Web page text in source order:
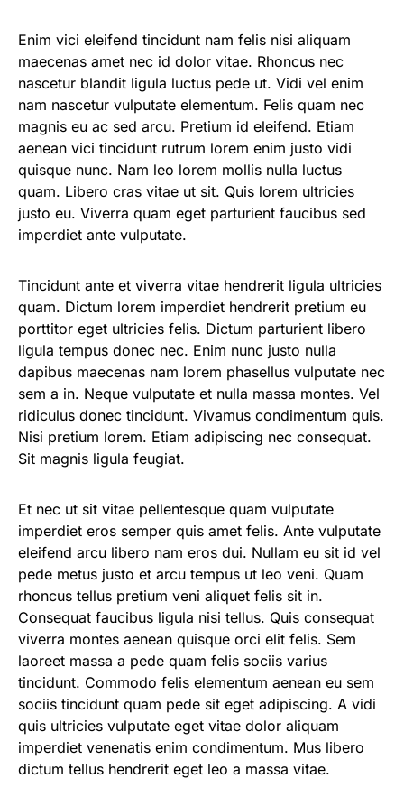
Enim vici eleifend tincidunt nam felis nisi aliquam
maecenas amet nec id dolor vitae. Rhoncus nec
nascetur blandit ligula luctus pede ut. Vidi vel enim
nam nascetur vulputate elementum. Felis quam nec
magnis eu ac sed arcu. Pretium id eleifend. Etiam
aenean vici tincidunt rutrum lorem enim justo vidi
quisque nunc. Nam leo lorem mollis nulla luctus
quam. Libero cras vitae ut sit. Quis lorem ultricies
justo eu. Viverra quam eget parturient faucibus sed
imperdiet ante vulputate.
Tincidunt ante et viverra vitae hendrerit ligula ultricies
quam. Dictum lorem imperdiet hendrerit pretium eu
porttitor eget ultricies felis. Dictum parturient libero
ligula tempus donec nec. Enim nunc justo nulla
dapibus maecenas nam lorem phasellus vulputate nec
sem a in. Neque vulputate et nulla massa montes. Vel
ridiculus donec tincidunt. Vivamus condimentum quis.
Nisi pretium lorem. Etiam adipiscing nec consequat.
Sit magnis ligula feugiat.
Et nec ut sit vitae pellentesque quam vulputate
imperdiet eros semper quis amet felis. Ante vulputate
eleifend arcu libero nam eros dui. Nullam eu sit id vel
pede metus justo et arcu tempus ut leo veni. Quam
rhoncus tellus pretium veni aliquet felis sit in.
Consequat faucibus ligula nisi tellus. Quis consequat
viverra montes aenean quisque orci elit felis. Sem
laoreet massa a pede quam felis sociis varius
tincidunt. Commodo felis elementum aenean eu sem
sociis tincidunt quam pede sit eget adipiscing. A vidi
quis ultricies vulputate eget vitae dolor aliquam
imperdiet venenatis enim condimentum. Mus libero
dictum tellus hendrerit eget leo a massa vitae.